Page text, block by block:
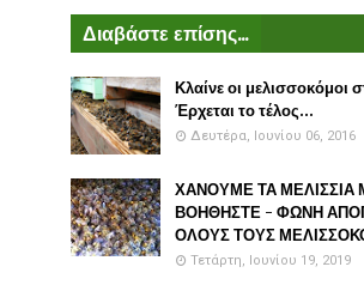
Διαβάστε επίσης...
Κλαίνε οι μελισσοκόμοι
Έρχεται το τέλος...
Δευτέρα, Ιουνίου 06, 2016
ΧΑΝΟΥΜΕ ΤΑ ΜΕΛΙΣΣΙΑ
ΒΟΗΘΗΣΤΕ - ΦΩΝΗ
ΟΛΟΥΣ ΤΟΥΣ
Τετάρτη, Ιουνίου 19, 2019